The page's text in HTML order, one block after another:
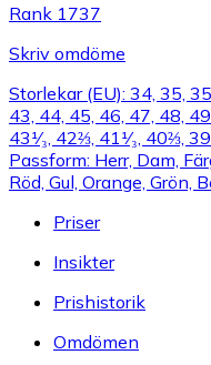
Rank 1737
Skriv omdöme
Storlekar (EU): 34, 35,
43, 44, 45, 46, 47, 48,
43¹⁄₃, 42⅔, 41¹⁄₃, 40⅔,
Passform: Herr, Dam,
Röd, Gul, Orange, Grön,
Priser
Insikter
Prishistorik
Omdömen